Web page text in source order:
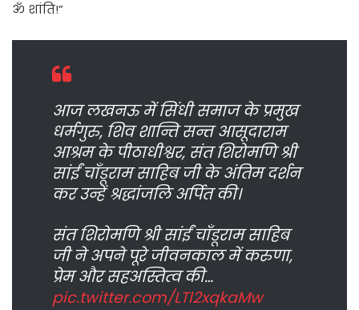
ॐ शांति!”
आज लखनऊ में सिंधी समाज के प्रमुख
धर्मगुरु, शिव शान्ति सन्त आसूदाराम
आश्रम के पीठाधीश्वर, संत शिरोमणि श्री
सांईं चाँडूराम साहिब जी के अंतिम दर्शन
कर उन्हें श्रद्धांजलि अर्पित की।
संत शिरोमणि श्री सांईं चाँडूराम साहिब
जी ने अपने पूरे जीवनकाल में करुणा,
प्रेम और सहअस्तित्व की…
pic.twitter.com/LTl2xqkaMw